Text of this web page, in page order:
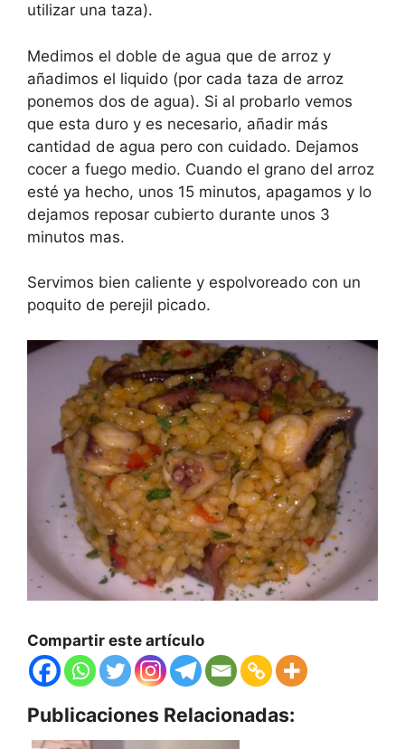
utilizar una taza).
Medimos el doble de agua que de arroz y
añadimos el liquido (por cada taza de arroz
ponemos dos de agua). Si al probarlo vemos
que esta duro y es necesario, añadir más
cantidad de agua pero con cuidado. Dejamos
cocer a fuego medio. Cuando el grano del arroz
esté ya hecho, unos 15 minutos, apagamos y lo
dejamos reposar cubierto durante unos 3
minutos mas.
Servimos bien caliente y espolvoreado con un
poquito de perejil picado.
Compartir este artículo
Publicaciones Relacionadas: